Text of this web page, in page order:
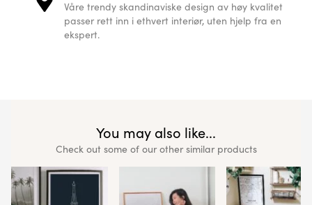
Våre trendy skandinaviske design av høy kvalitet
passer rett inn i ethvert interiør, uten hjelp fra en
ekspert.
You may also like...
Check out some of our other similar products